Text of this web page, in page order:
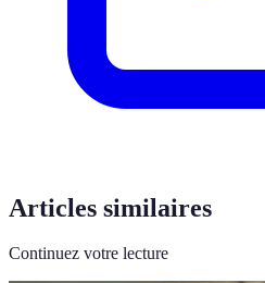
Articles similaires
Continuez votre lecture